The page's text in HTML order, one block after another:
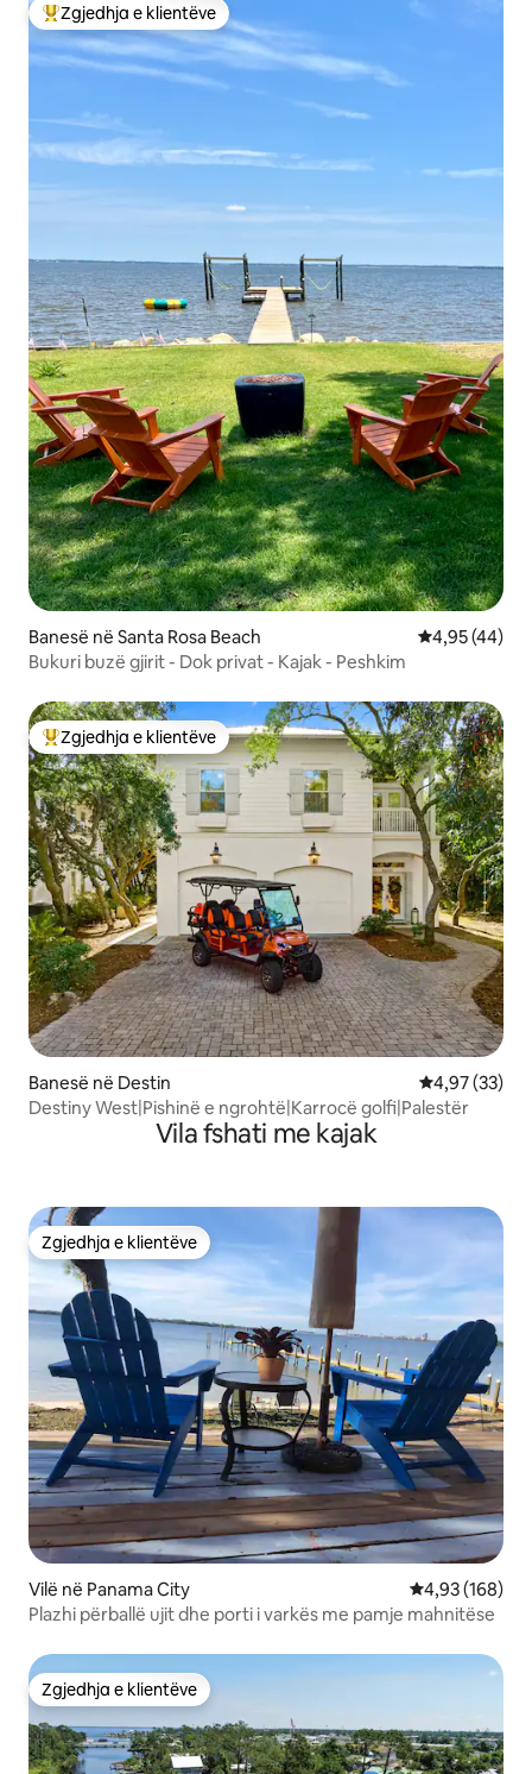
Më të mirat e zgjedhjeve të klientëve
Zgjedhja e klientëve
Banesë në Santa Rosa Beach Vlerësimi
4,95 (44)
Bukuri buzë gjirit - Dok privat - Kajak - Peshkim
Më të mirat e zgjedhjeve të klientëve
Zgjedhja e klientëve
Banesë në Destin Vlerësimi
4,97 (33)
Destiny West|Pishinë e ngrohtë|Karrocë golfi|Palestër
Vila fshati me kajak
Zgjedhja e klientëve
Zgjedhja e klientëve
Vilë në Panama City Vlerësimi
4,93 (168)
Plazhi përballë ujit dhe porti i varkës me pamje mahnitëse
Zgjedhja e klientëve
Zgjedhja e klientëve